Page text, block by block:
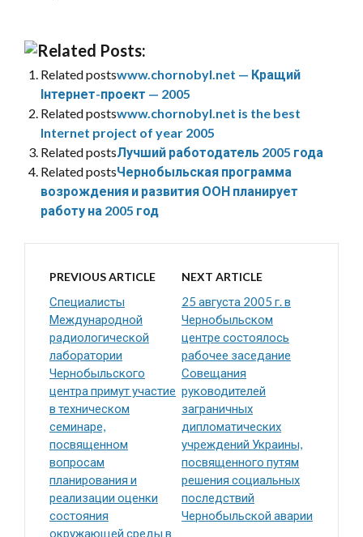
Related Posts:
Related postswww.chornobyl.net — Кращий
Інтернет-проект — 2005
Related postswww.chornobyl.net is the best
Internet project of year 2005
Related postsЛучший работодатель 2005 года
Related postsЧернобыльская программа
возрождения и развития ООН планирует
работу на 2005 год
PREVIOUS ARTICLE
Специалисты
Международной
радиологической
лаборатории
Чернобыльского
центра примут участие
в техническом
семинаре,
посвященном
вопросам
планирования и
реализации оценки
состояния
окружающей среды в
NEXT ARTICLE
25 августа 2005 г. в
Чернобыльском
центре состоялось
рабочее заседание
Совещания
руководителей
заграничных
дипломатических
учреждений Украины,
посвященного путям
решения социальных
последствий
Чернобыльской аварии